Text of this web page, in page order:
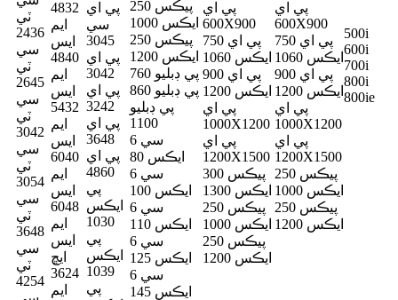
ٽي
2436
سي
ٽي
2645
سي
ٽي
3042
سي
ٽي
3054
سي
ٽي
3648
سي
ٽي
4254
4832
ايم
ايس
4840
ايم
ايس
5432
ايم
ايس
6040
ايم
ايس
6048
ايم
ايس
ايڇ
3624
ايم
پي اي
سي
3045
پي اي
3042
پي اي
3242
پي اي
3648
پي اي
4860
پي
ايڪس
1030
پي
ايڪس
1039
پي
پيڪس 250
ايڪس 1000
پيڪس 250
ايڪس 1200
پي ڊبليو 760
پي ڊبليو 860
پي ڊبليو
1100
سي 6
ايڪس 80
سي 6
ايڪس 100
سي 6
ايڪس 110
سي 6
ايڪس 125
سي 6
ايڪس 145
پي اي
600X900
پي اي 750
ايڪس 1060
پي اي 900
ايڪس 1200
پي اي
1000X1200
پي اي
1200X1500
پيڪس 300
ايڪس 1300
پيڪس 250
ايڪس 1000
پيڪس 250
ايڪس 1200
پي اي
600X900
پي اي 750
ايڪس 1060
پي اي 900
ايڪس 1200
پي اي
1000X1200
پي اي
1200X1500
پيڪس 250
ايڪس 1000
پيڪس 250
ايڪس 1200
500i
600i
700i
800i
800ie